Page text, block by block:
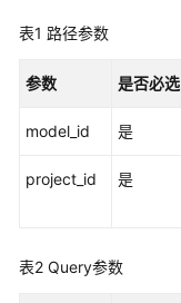
理
署
模
测
表1 路径参数
参数 是否必选
model_id 是
project_id 是
表2 Query参数